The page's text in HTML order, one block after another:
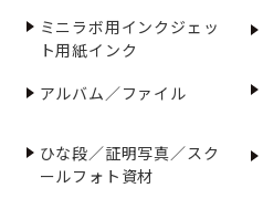
ミニラボ用インクジェッ
ト用紙インク
アルバム／ファイル
ひな段／証明写真／スク
ールフォト資材